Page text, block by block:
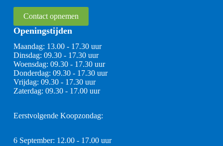
Contact opnemen
Openingstijden
Maandag: 13.00 - 17.30 uur
Dinsdag: 09.30 - 17.30 uur
Woensdag: 09.30 - 17.30 uur
Donderdag: 09.30 - 17.30 uur
Vrijdag: 09.30 - 17.30 uur
Zaterdag: 09.30 - 17.00 uur
Eerstvolgende Koopzondag:
6 September: 12.00 - 17.00 uur